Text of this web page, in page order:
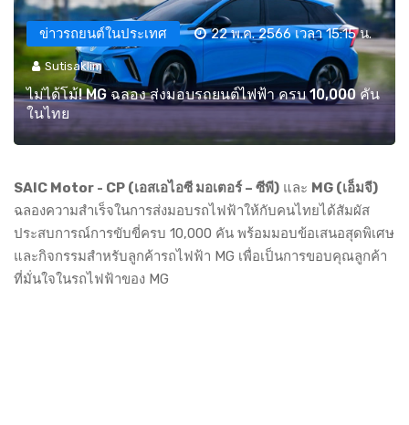
ข่าวรถยนต์ในประเทศ 22 พ.ค. 2566 เวลา 15:15 น.
Sutisaklim
ไม่ได้โม้! MG ฉลอง ส่งมอบรถยนต์ไฟฟ้า ครบ 10,000 คัน
ในไทย
SAIC Motor - CP (เอสเอไอซี มอเตอร์ – ซีพี) และ MG (เอ็มจี)
ฉลองความสำเร็จในการส่งมอบรถไฟฟ้าให้กับคนไทยได้สัมผัส
ประสบการณ์การขับขี่ครบ 10,000 คัน พร้อมมอบข้อเสนอสุดพิเศษ
และกิจกรรมสำหรับลูกค้ารถไฟฟ้า MG เพื่อเป็นการขอบคุณลูกค้า
ที่มั่นใจในรถไฟฟ้าของ MG